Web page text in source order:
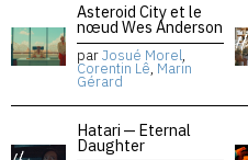
Asteroid City et le
nœud Wes Anderson
parJosué Morel,
Corentin Lê, Marin
Gérard
Hatari — Eternal
Daughter